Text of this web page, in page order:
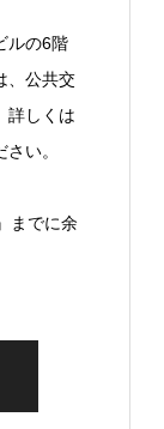
ルの6階
、公共交
詳しくは
い。
までに余